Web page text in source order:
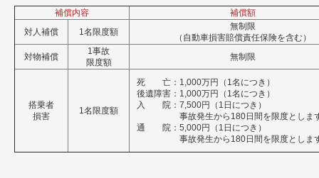
補償内容
補償額
対人補償
1名限度額
無制限
（自動車損害賠償責任保険を含む）
対物補償
1事故
限度額
無制限
搭乗者
損害
1名限度額
死 亡：1,000万円（1名につき）
後遺障害：1,000万円（1名につき）
入 院：7,500円（1日につき）
事故発生から180日間を限度としま
通 院：5,000円（1日につき）
事故発生から180日間を限度としま